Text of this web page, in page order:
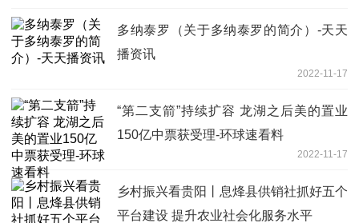
多纳泰罗（关于多纳泰罗的简介）-天天
播资讯
2022-11-17
“第二支箭”持续扩容 龙湖之后美的置业
150亿中票获受理-环球速看料
2022-11-17
乡村振兴看贵阳丨息烽县供销社抓好五个
平台建设 提升农业社会化服务水平